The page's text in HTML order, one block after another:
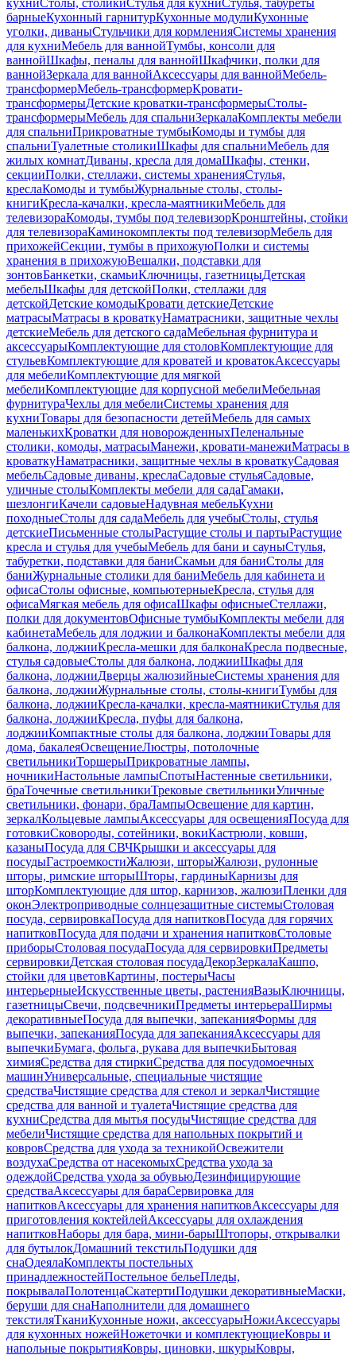
кухниСтолы, столикиСтулья для кухниСтулья, табуреты
барныеКухонный гарнитурКухонные модулиКухонные
уголки, диваныСтульчики для кормленияСистемы хранения
для кухниМебель для ваннойТумбы, консоли для
ваннойШкафы, пеналы для ваннойШкафчики, полки для
ваннойЗеркала для ваннойАксессуары для ваннойМебель-
трансформерМебель-трансформерКровати-
трансформерыДетские кроватки-трансформерыСтолы-
трансформерыМебель для спальниЗеркалаКомплекты мебели
для спальниПрикроватные тумбыКомоды и тумбы для
спальниТуалетные столикиШкафы для спальниМебель для
жилых комнатДиваны, кресла для домаШкафы, стенки,
секцииПолки, стеллажи, системы храненияСтулья,
креслаКомоды и тумбыЖурнальные столы, столы-
книгиКресла-качалки, кресла-маятникиМебель для
телевизораКомоды, тумбы под телевизорКронштейны, стойки
для телевизораКаминокомплекты под телевизорМебель для
прихожейСекции, тумбы в прихожуюПолки и системы
хранения в прихожуюВешалки, подставки для
зонтовБанкетки, скамьиКлючницы, газетницыДетская
мебельШкафы для детскойПолки, стеллажи для
детскойДетские комодыКровати детскиеДетские
матрасыМатрасы в кроваткуНаматрасники, защитные чехлы
детскиеМебель для детского садаМебельная фурнитура и
аксессуарыКомплектующие для столовКомплектующие для
стульевКомплектующие для кроватей и кроватокАксессуары
для мебелиКомплектующие для мягкой
мебелиКомплектующие для корпусной мебелиМебельная
фурнитураЧехлы для мебелиСистемы хранения для
кухниТовары для безопасности детейМебель для самых
маленькихКроватки для новорожденныхПеленальные
столики, комоды, матрасыМанежи, кровати-манежиМатрасы в
кроваткуНаматрасники, защитные чехлы в кроваткуСадовая
мебельСадовые диваны, креслаСадовые стульяСадовые,
уличные столыКомплекты мебели для садаГамаки,
шезлонгиКачели садовыеНадувная мебельКухни
походныеСтолы для садаМебель для учебыСтолы, стулья
детскиеПисьменные столыРастущие столы и партыРастущие
кресла и стулья для учебыМебель для бани и сауныСтулья,
табуретки, подставки для баниСкамьи для баниСтолы для
баниЖурнальные столики для баниМебель для кабинета и
офисаСтолы офисные, компьютерныеКресла, стулья для
офисаМягкая мебель для офисаШкафы офисныеСтеллажи,
полки для документовОфисные тумбыКомплекты мебели для
кабинетаМебель для лоджии и балконаКомплекты мебели для
балкона, лоджииКресла-мешки для балконаКресла подвесные,
стулья садовыеСтолы для балкона, лоджииШкафы для
балкона, лоджииДверцы жалюзийныеСистемы хранения для
балкона, лоджииЖурнальные столы, столы-книгиТумбы для
балкона, лоджииКресла-качалки, кресла-маятникиСтулья для
балкона, лоджииКресла, пуфы для балкона,
лоджииКомпактные столы для балкона, лоджииТовары для
дома, бакалеяОсвещениеЛюстры, потолочные
светильникиТоршерыПрикроватные лампы,
ночникиНастольные лампыСпотыНастенные светильники,
браТочечные светильникиТрековые светильникиУличные
светильники, фонари, браЛампыОсвещение для картин,
зеркалКольцевые лампыАксессуары для освещенияПосуда для
готовкиСковороды, сотейники, вокиКастрюли, ковши,
казаныПосуда для СВЧКрышки и аксессуары для
посудыГастроемкостиЖалюзи, шторыЖалюзи, рулонные
шторы, римские шторыШторы, гардиныКарнизы для
шторКомплектующие для штор, карнизов, жалюзиПленки для
оконЭлектроприводные солнцезащитные системыСтоловая
посуда, сервировкаПосуда для напитковПосуда для горячих
напитковПосуда для подачи и хранения напитковСтоловые
приборыСтоловая посудаПосуда для сервировкиПредметы
сервировкиДетская столовая посудаДекорЗеркалаКашпо,
стойки для цветовКартины, постерыЧасы
интерьерныеИскусственные цветы, растенияВазыКлючницы,
газетницыСвечи, подсвечникиПредметы интерьераШирмы
декоративныеПосуда для выпечки, запеканияФормы для
выпечки, запеканияПосуда для запеканияАксессуары для
выпечкиБумага, фольга, рукава для выпечкиБытовая
химияСредства для стиркиСредства для посудомоечных
машинУниверсальные, специальные чистящие
средстваЧистящие средства для стекол и зеркалЧистящие
средства для ванной и туалетаЧистящие средства для
кухниСредства для мытья посудыЧистящие средства для
мебелиЧистящие средства для напольных покрытий и
ковровСредства для ухода за техникойОсвежители
воздухаСредства от насекомыхСредства ухода за
одеждойСредства ухода за обувьюДезинфицирующие
средстваАксессуары для бараСервировка для
напитковАксессуары для хранения напитковАксессуары для
приготовления коктейлейАксессуары для охлаждения
напитковНаборы для бара, мини-барыШтопоры, открывалки
для бутылокДомашний текстильПодушки для
снаОдеялаКомплекты постельных
принадлежностейПостельное бельеПледы,
покрывалаПолотенцаСкатертиПодушки декоративныеМаски,
беруши для снаНаполнители для домашнего
текстиляТканиКухонные ножи, аксессуарыНожиАксессуары
для кухонных ножейНожеточки и комплектующиеКовры и
напольные покрытияКовры, циновки, шкурыКовры,